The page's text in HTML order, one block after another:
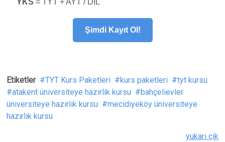
YKS = TYT + AYT / DİL
Şimdi Kayıt Ol!
Etiketler TYT Kurs Paketleri kurs paketleri
tyt kursu
atakent üniversiteye hazırlık kursu
bahçelievler
üniversiteye hazırlık kursu
mecidiyeköy üniversiteye
hazırlık kursu
yukarı çık